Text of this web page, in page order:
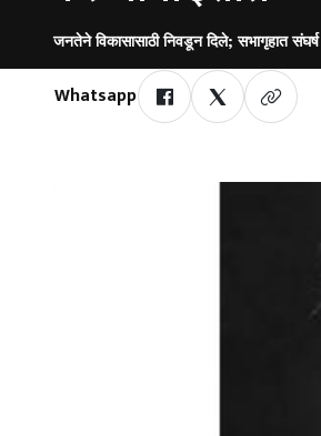
जनतेने विकासासाठी निवडून दिले; सभागृहात
Whatsapp